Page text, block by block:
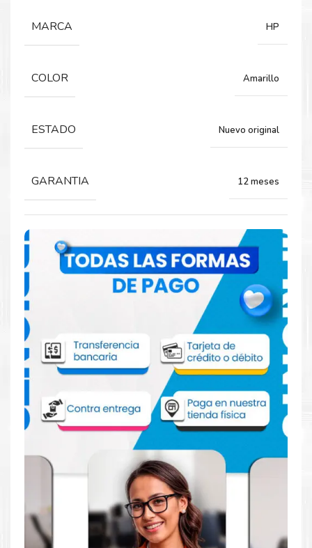
300, M375nw, Pro400, M451dn, Pro400,
M451dw, Pro400, M451nw, Pro400, M475dn,
Comprar Toner Hp 305A Amarillo para
impresoras HP 300 305 400 451 475
Aprovecha nuestra experiencia y atención para adquirir tus
productos. Tenemos promociones todos los dias. Escríbenos o
visítanos hoy para encontrar la solución perfecta para tu
impresora
, como laToner Hp 305A Amarillo para
impresoras HP 300 305 400 451 475
Dónde comprar Toner Hp 305A Amarillo
para impresoras HP 300 305 400 451 475
MARCA HP
COLOR Amarillo
ESTADO Nuevo original
GARANTIA 12 meses